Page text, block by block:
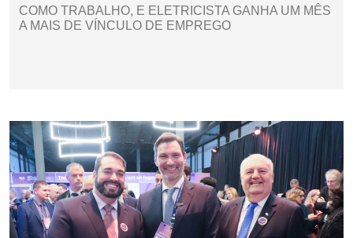
COMO TRABALHO, E ELETRICISTA GANHA UM MÊS
A MAIS DE VÍNCULO DE EMPREGO